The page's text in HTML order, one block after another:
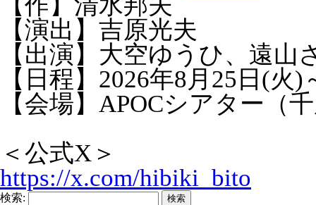
【演出】吉原光夫
【出演】大空ゆうひ、遠
【日程】2026年8月25日(火
【会場】APOCシアター（
＜公式X＞
https://x.com/hibiki_bito
検索: